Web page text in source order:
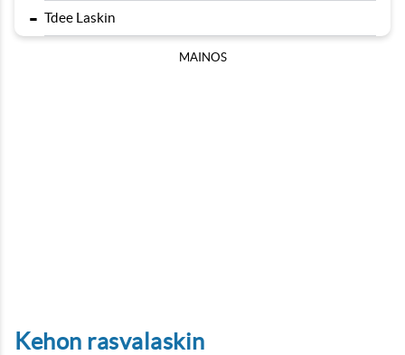
- Tdee Laskin
MAINOS
Kehon rasvalaskin